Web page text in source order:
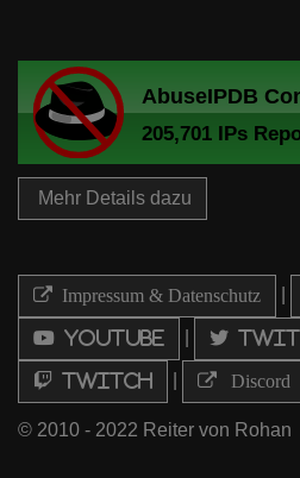
Mehr Details dazu
Impressum & Datenschutz
Youtube
Twitch Discord
© 2010 - 2022 Reiter von Rohan